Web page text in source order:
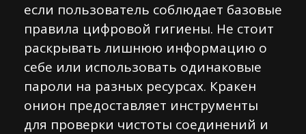
если пользователь соблюдает базовые
правила цифровой гигиены. Не стоит
раскрывать лишнюю информацию о
себе или использовать одинаковые
пароли на разных ресурсах. Кракен
онион предоставляет инструменты
для проверки чистоты соединений и